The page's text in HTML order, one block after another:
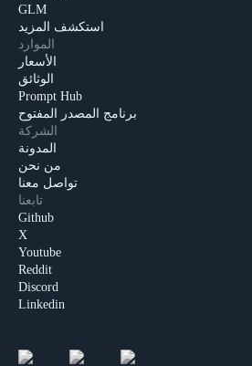
GLM
استكشف المزيد
الموارد
الأسعار
الوثائق
Prompt Hub
برنامج المصدر المفتوح
الشركة
المدونة
من نحن
تواصل معنا
تابعنا
Github
X
Youtube
Reddit
Discord
Linkedin